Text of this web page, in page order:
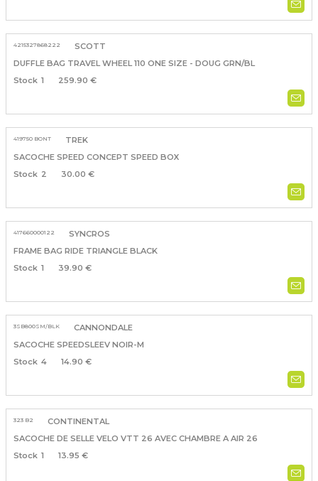
4215327868222
SCOTT
DUFFLE BAG TRAVEL WHEEL 110 ONE SIZE - DOUG GRN/BL
1
259.90 €
419750 BONT
TREK
SACOCHE SPEED CONCEPT SPEED BOX
2
30.00 €
417660000122
SYNCROS
FRAME BAG RIDE TRIANGLE BLACK
1
39.90 €
3SB800SM/BLK
CANNONDALE
SACOCHE SPEEDSLEEV NOIR-M
4
14.90 €
323 B2
CONTINENTAL
SACOCHE DE SELLE VELO VTT 26 AVEC CHAMBRE A AIR 26
1
13.95 €